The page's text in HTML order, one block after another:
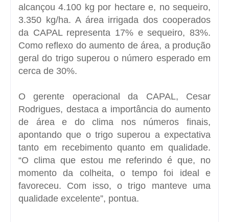
alcançou 4.100 kg por hectare e, no sequeiro,
3.350 kg/ha. A área irrigada dos cooperados
da CAPAL representa 17% e sequeiro, 83%.
Como reflexo do aumento de área, a produção
geral do trigo superou o número esperado em
cerca de 30%.
O gerente operacional da CAPAL, Cesar
Rodrigues, destaca a importância do aumento
de área e do clima nos números finais,
apontando que o trigo superou a expectativa
tanto em recebimento quanto em qualidade.
“O clima que estou me referindo é que, no
momento da colheita, o tempo foi ideal e
favoreceu. Com isso, o trigo manteve uma
qualidade excelente”, pontua.